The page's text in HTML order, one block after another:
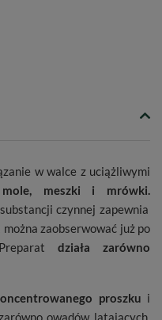
w walce z uciążliwymi
mole, meszki i mrówki.
czynnej zapewnia
zaobserwować już po
działa zarówno
proszku i
owadów latających,